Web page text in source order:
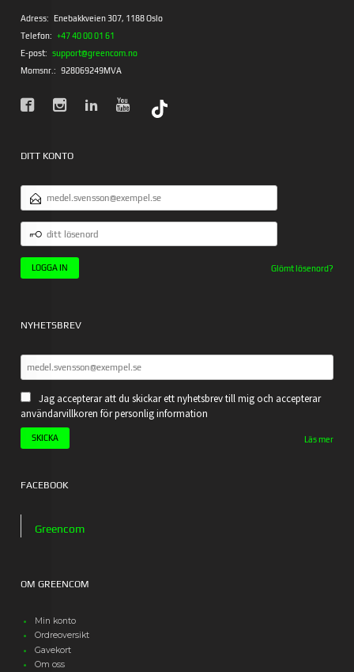
Adress: Enebakkveien 307, 1188 Oslo
Telefon: +47 40 00 01 61
E-post: support@greencom.no
Momsnr.: 928069249MVA
DITT KONTO
POSTADRESS
DITT
LÖSENORD
Glömt lösenord?
NYHETSBREV
Jag accepterar att du skickar ett nyhetsbrev till mig och accepterar
användarvillkoren för personlig information
Läs mer
FACEBOOK
Greencom
OM GREENCOM
Min konto
Ordreoversikt
Gavekort
Om oss